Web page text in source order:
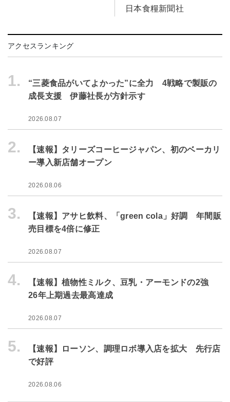
日本食糧新聞社
アクセスランキング
1.
“三菱食品がいてよかった”に全力 4戦略で製販の
成長支援 伊藤社長が方針示す
2026.08.07
2.
【速報】タリーズコーヒージャパン、初のベーカリ
ー導入新店舗オープン
2026.08.06
3.
【速報】アサヒ飲料、「green cola」好調 年間販
売目標を4倍に修正
2026.08.07
4.
【速報】植物性ミルク、豆乳・アーモンドの2強
26年上期過去最高達成
2026.08.07
5.
【速報】ローソン、調理ロボ導入店を拡大 先行店
で好評
2026.08.06